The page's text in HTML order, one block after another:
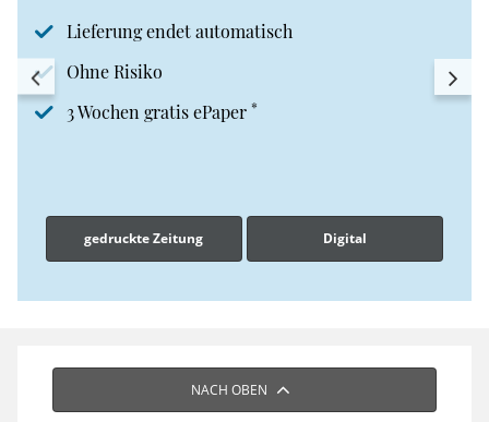
Lieferung endet automatisch
Ohne Risiko
3 Wochen gratis ePaper *
gedruckte Zeitung Digital
NACH OBEN